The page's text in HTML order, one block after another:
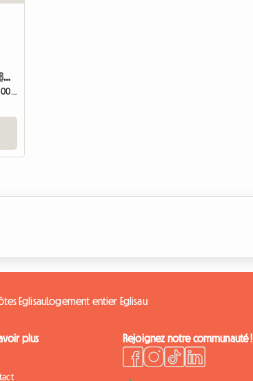
Colocation à 10 Minutes De Bâle Ville
Chambre chez l'habitant | Saint-Louis (68300) | 13 M2
Eglisau Logement entier Eglisau
plus Rejoignez notre communauté !